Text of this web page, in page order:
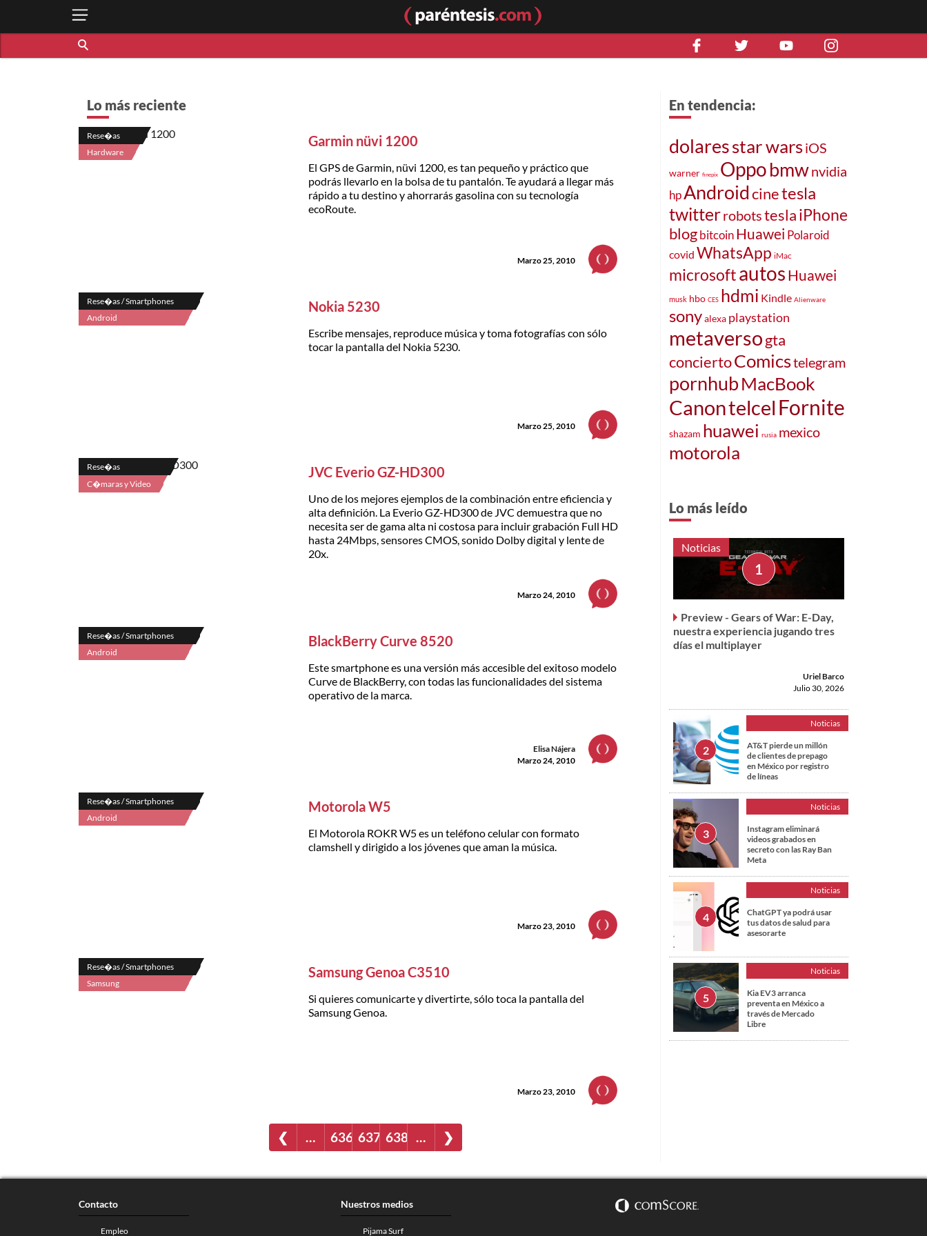
Lo más reciente
Rese�as
Hardware
Garmin nüvi 1200
El GPS de Garmin, nüvi 1200, es tan pequeño y práctico que
podrás llevarlo en la bolsa de tu pantalón. Te ayudará a llegar más
rápido a tu destino y ahorrarás gasolina con su tecnología
ecoRoute.
Marzo 25, 2010
Rese�as / Smartphones
Android
Nokia 5230
Escribe mensajes, reproduce música y toma fotografías con sólo
tocar la pantalla del Nokia 5230.
Marzo 25, 2010
Rese�as
C�maras y Video
JVC Everio GZ-HD300
Uno de los mejores ejemplos de la combinación entre eficiencia y
alta definición. La Everio GZ-HD300 de JVC demuestra que no
necesita ser de gama alta ni costosa para incluir grabación Full HD
hasta 24Mbps, sensores CMOS, sonido Dolby digital y lente de
20x.
Marzo 24, 2010
Rese�as / Smartphones
Android
BlackBerry Curve 8520
Este smartphone es una versión más accesible del exitoso modelo
Curve de BlackBerry, con todas las funcionalidades del sistema
operativo de la marca.
Elisa Nájera
Marzo 24, 2010
Rese�as / Smartphones
Android
Motorola W5
El Motorola ROKR W5 es un teléfono celular con formato
clamshell y dirigido a los jóvenes que aman la música.
Marzo 23, 2010
Rese�as / Smartphones
Samsung
Samsung Genoa C3510
Si quieres comunicarte y divertirte, sólo toca la pantalla del
Samsung Genoa.
Marzo 23, 2010
❮ … 636 637 638 … ❯
En tendencia:
dolaresstar warsiOS
warner finepix Oppobmwnvidia
hpAndroidcinetesla
twitterrobotsteslaiPhone
blogbitcoinHuawei Polaroid
covid WhatsApp iMac
microsoftautos Huawei
musk hbo CES hdmi Kindle Alienware
sonyalexa playstation
metaversogta
conciertoComicstelegram
pornhubMacBook
Canontelcel Fornite
shazam huawei rusia mexico
motorola
Lo más leído
Noticias
Preview - Gears of War: E-Day,
nuestra experiencia jugando tres
días el multiplayer
Uriel Barco
Julio 30, 2026
Noticias
AT&T pierde un millón
de clientes de prepago
en México por registro
de líneas
Noticias
Instagram eliminará
videos grabados en
secreto con las Ray Ban
Meta
Noticias
ChatGPT ya podrá usar
tus datos de salud para
asesorarte
Noticias
Kia EV3 arranca
preventa en México a
través de Mercado
Libre
Contacto
Empleo
Nuestros medios
Pijama Surf